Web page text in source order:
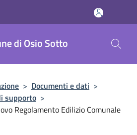
di Osio Sotto
> Documenti e dati >
supporto >
Regolamento Edilizio Comunale